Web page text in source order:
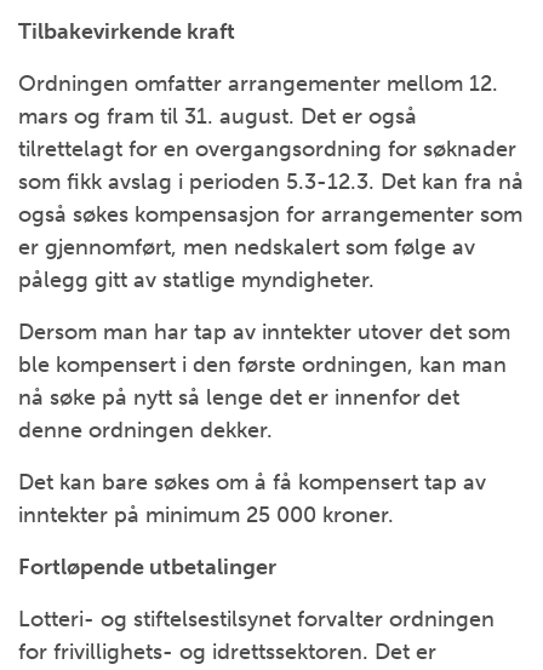
Tilbakevirkende kraft
Ordningen omfatter arrangementer mellom 12.
mars og fram til 31. august. Det er også
tilrettelagt for en overgangsordning for søknader
som fikk avslag i perioden 5.3-12.3. Det kan fra nå
også søkes kompensasjon for arrangementer som
er gjennomført, men nedskalert som følge av
pålegg gitt av statlige myndigheter.
Dersom man har tap av inntekter utover det som
ble kompensert i den første ordningen, kan man
nå søke på nytt så lenge det er innenfor det
denne ordningen dekker.
Det kan bare søkes om å få kompensert tap av
inntekter på minimum 25 000 kroner.
Fortløpende utbetalinger
Lotteri- og stiftelsestilsynet forvalter ordningen
for frivillighets- og idrettssektoren. Det er